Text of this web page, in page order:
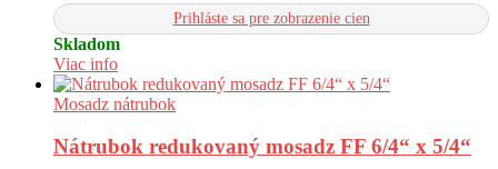
Prihláste sa pre zobrazenie cien
Skladom
Viac info
Mosadz nátrubok
Nátrubok redukovaný mosadz FF 6/4“ x 5/4“